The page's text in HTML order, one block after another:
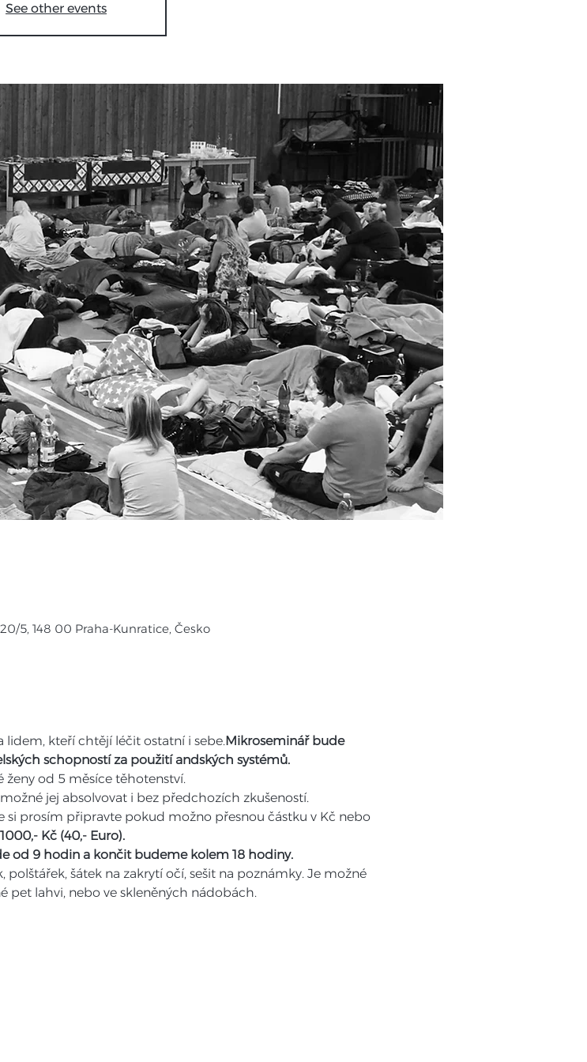
See other events
5, 148 00 Praha-Kunratice, Česko
kteří chtějí léčit ostatní i sebe.Mikroseminář bude
schopností za použití andských systémů.
od 5 měsíce těhotenství.
jej absolvovat i bez předchozích zkušeností.
Kč (40,- Euro).
od 9 hodin a končit budeme kolem 18 hodiny.
šátek na zakrytí očí, sešit na poznámky. Je možné
lahvi, nebo ve skleněných nádobách.